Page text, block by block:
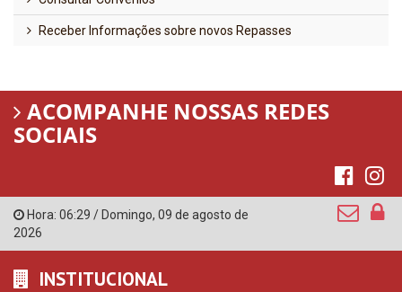
Receber Informações sobre novos Repasses
ACOMPANHE NOSSAS REDES
SOCIAIS
Hora: 06:29 / Domingo, 09 de agosto de
2026
INSTITUCIONAL